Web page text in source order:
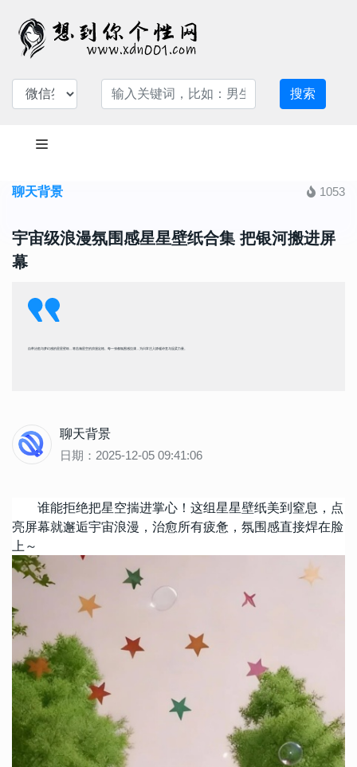
搜索
聊天背景 1053
宇宙级浪漫氛围感星星壁纸合集 把银河搬进屏
幕
自带治愈与梦幻感的星星壁纸，将浩瀚星空的浪漫定格。每一张都氛围感拉满，为日常注入静谧诗意与温柔力量。
聊天背景
日期：2025-12-05 09:41:06
谁能拒绝把星空揣进掌心！这组星星壁纸美到窒息，点
亮屏幕就邂逅宇宙浪漫，治愈所有疲惫，氛围感直接焊在脸
上～